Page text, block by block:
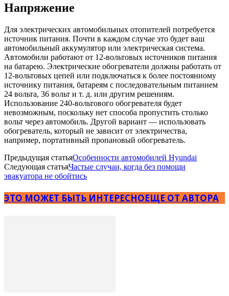
Напряжение
Для электрических автомобильных отопителей потребуется
источник питания. Почти в каждом случае это будет ваш
автомобильный аккумулятор или электрическая система.
Автомобили работают от 12-вольтовых источников питания
на батарею. Электрические обогреватели должны работать от
12-вольтовых цепей или подключаться к более постоянному
источнику питания, батареям с последовательным питанием
24 вольта, 36 вольт и т. д. или другим решениям.
Использование 240-вольтового обогревателя будет
невозможным, поскольку нет способа пропустить столько
вольт через автомобиль. Другой вариант — использовать
обогреватель, который не зависит от электричества,
например, портативный пропановый обогреватель.
Предыдущая статьяОсобенности автомобилей Hyundai
Следующая статьяЧастые случаи, когда без помощи
эвакуатора не обойтись
ЭТО МОЖЕТ БЫТЬ ИНТЕРЕСНОЕЩЕ ОТ АВТОРА